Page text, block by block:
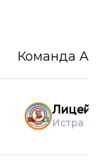
Команда А
Лицей
Истра